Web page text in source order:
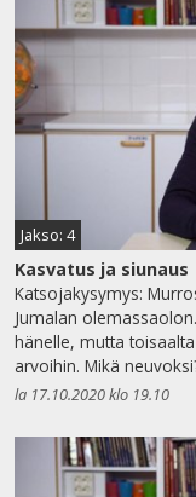
Jakso: 4
Kasvatus ja siunaus
Katsojakysymys:
Jumalan
hänelle, mutta
arvoihin. Mikä
la 17.10.2020 klo 19.10